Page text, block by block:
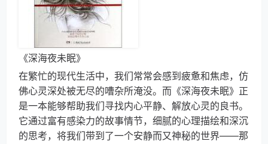
《深海夜未眠》
在繁忙的现代生活中，我们常常会感到疲惫和焦虑，仿
佛心灵深处被无尽的嘈杂所淹没。而《深海夜未眠》正
是一本能够帮助我们寻找内心平静、解放心灵的良书。
它通过富有感染力的故事情节，细腻的心理描绘和深沉
的思考，将我们带到了一个安静而又神秘的世界——那